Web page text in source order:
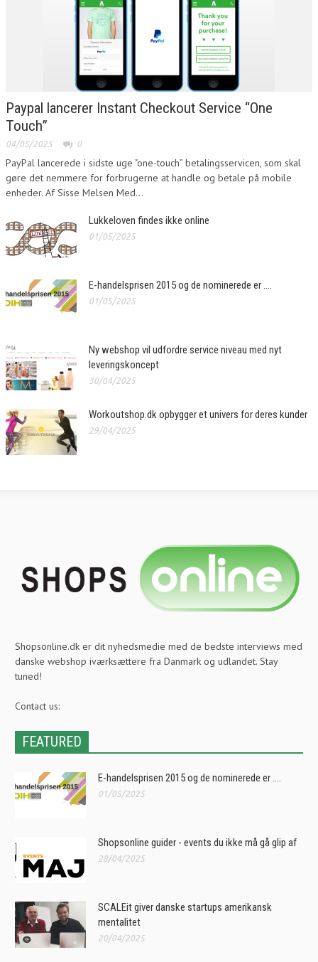
Paypal lancerer Instant Checkout Service “One
Touch”
04/05/2025 0
PayPal lancerede i sidste uge "one-touch” betalingsservicen, som skal
gøre det nemmere for forbrugerne at handle og betale på mobile
enheder. Af Sisse Melsen Med...
Lukkeloven findes ikke online
01/05/2025
E-handelsprisen 2015 og de nominerede er ….
01/05/2025
Ny webshop vil udfordre service niveau med nyt
leveringskoncept
30/04/2025
Workoutshop.dk opbygger et univers for deres kunder
29/04/2025
Shopsonline.dk er dit nyhedsmedie med de bedste interviews med
danske webshop iværksættere fra Danmark og udlandet. Stay
tuned!
Contact us:
FEATURED
E-handelsprisen 2015 og de nominerede er ….
01/05/2025
Shopsonline guider - events du ikke må gå glip af
28/04/2025
SCALEit giver danske startups amerikansk
mentalitet
20/04/2025